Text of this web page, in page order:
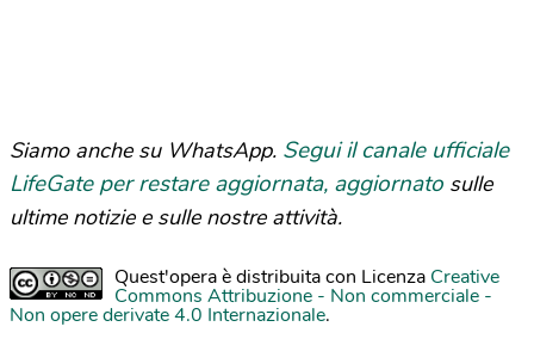
Siamo anche su WhatsApp. Segui il canale ufficiale
LifeGate per restare aggiornata, aggiornato sulle
ultime notizie e sulle nostre attività.
Quest'opera è distribuita con Licenza Creative
Commons Attribuzione - Non commerciale -
Non opere derivate 4.0 Internazionale.